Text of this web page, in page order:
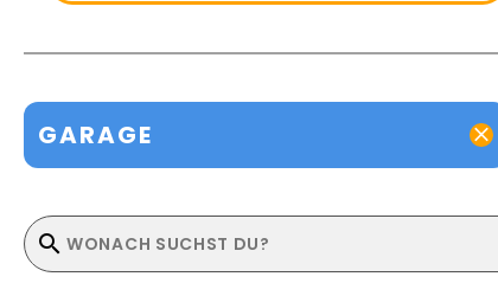
GARAGE